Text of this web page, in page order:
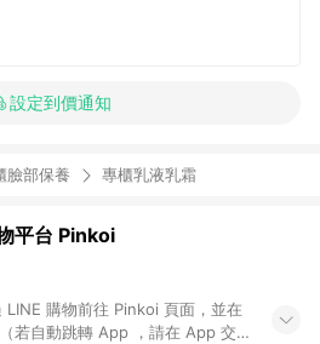
設定到價通知
臉部保養 專櫃乳液乳霜
平台 Pinkoi
購物前往 Pinkoi 頁面，並在
若自動跳轉 App ，請在 App 交